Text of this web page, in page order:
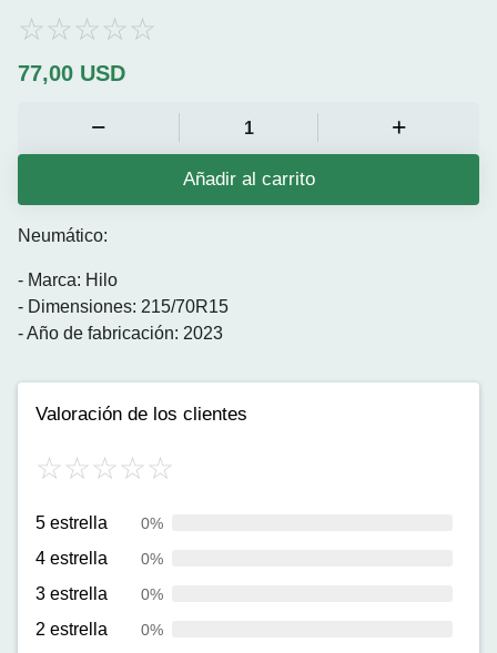
77,00 USD
Añadir al carrito
Neumático:
- Marca: Hilo
- Dimensiones: 215/70R15
- Año de fabricación: 2023
Valoración de los clientes
5 estrella 0%
4 estrella 0%
3 estrella 0%
2 estrella 0%